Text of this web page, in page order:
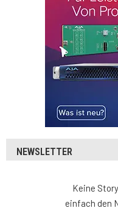
NEWSLETTER
Keine
einfach den